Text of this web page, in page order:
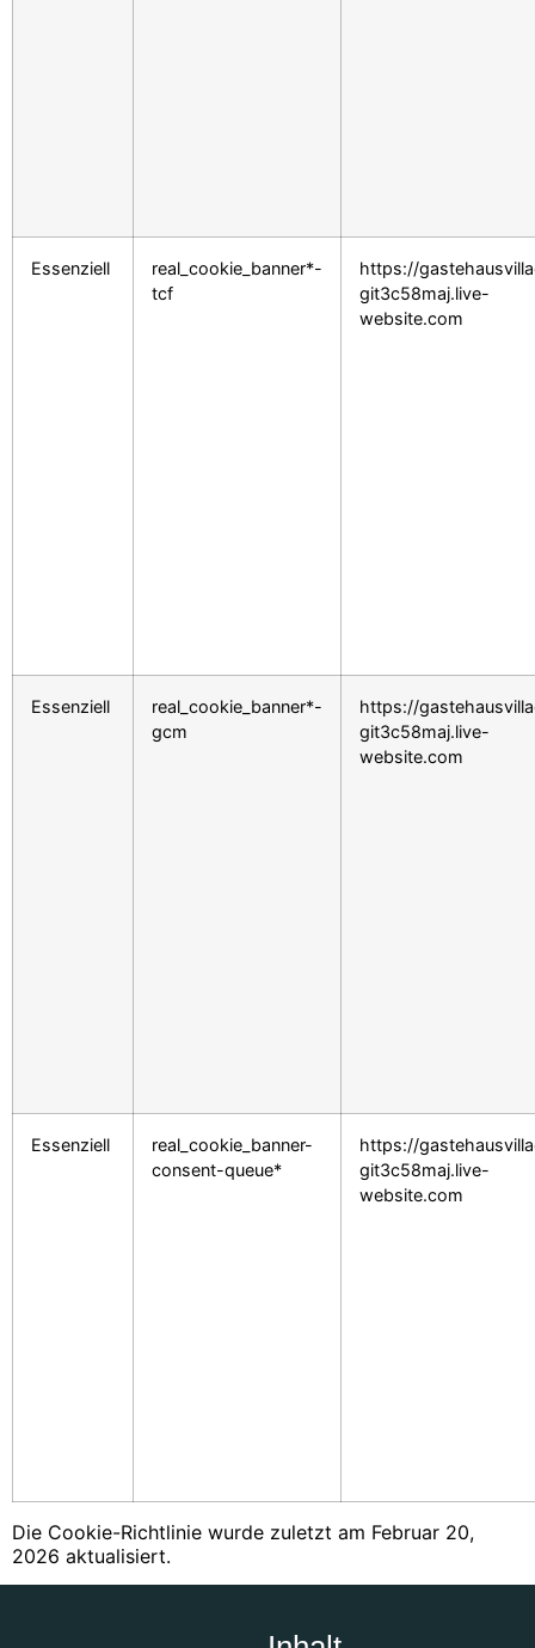
Essenziell
real_cookie_banner*-
tcf
https://
git3c58maj.live-
website.com
Essenziell
real_cookie_banner*-
gcm
https://
git3c58maj.live-
website.com
Essenziell
real_cookie_banner-
consent-queue*
https://
git3c58maj.live-
website.com
Die Cookie-Richtlinie wurde zuletzt am Februar 20,
2026 aktualisiert.